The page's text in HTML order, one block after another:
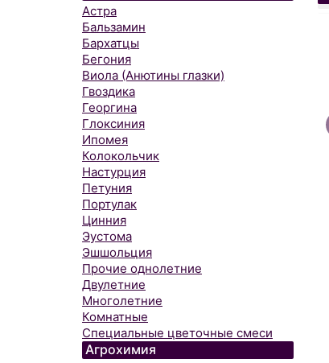
Астра
Бальзамин
Бархатцы
Бегония
Виола (Анютины глазки)
Гвоздика
Георгина
Глоксиния
Ипомея
Колокольчик
Настурция
Петуния
Портулак
Цинния
Эустома
Эшшольция
Прочие однолетние
Двулетние
Многолетние
Комнатные
Специальные цветочные смеси
Агрохимия